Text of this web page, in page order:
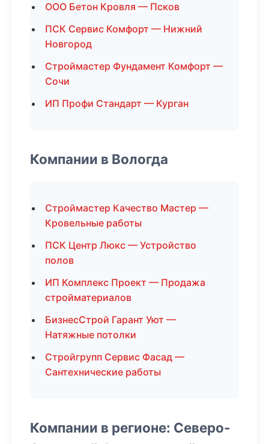
ООО Бетон Кровля — Псков
ПСК Сервис Комфорт — Нижний
Новгород
Строймастер Фундамент Комфорт —
Сочи
ИП Профи Стандарт — Курган
Компании в Вологда
Строймастер Качество Мастер —
Кровельные работы
ПСК Центр Люкс — Устройство
полов
ИП Комплекс Проект — Продажа
стройматериалов
БизнесСтрой Гарант Уют —
Натяжные потолки
Стройгрупп Сервис Фасад —
Сантехнические работы
Компании в регионе: Северо-